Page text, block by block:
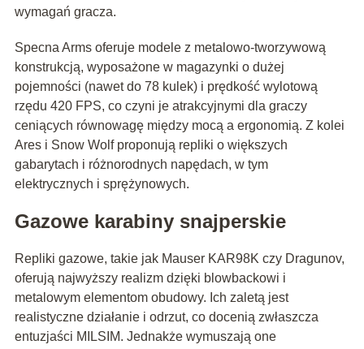
wymagań gracza.
Specna Arms oferuje modele z metalowo-tworzywową
konstrukcją, wyposażone w magazynki o dużej
pojemności (nawet do 78 kulek) i prędkość wylotową
rzędu 420 FPS, co czyni je atrakcyjnymi dla graczy
ceniących równowagę między mocą a ergonomią. Z kolei
Ares i Snow Wolf proponują repliki o większych
gabarytach i różnorodnych napędach, w tym
elektrycznych i sprężynowych.
Gazowe karabiny snajperskie
Repliki gazowe, takie jak Mauser KAR98K czy Dragunov,
oferują najwyższy realizm dzięki blowbackowi i
metalowym elementom obudowy. Ich zaletą jest
realistyczne działanie i odrzut, co docenią zwłaszcza
entuzjaści MILSIM. Jednakże wymuszają one